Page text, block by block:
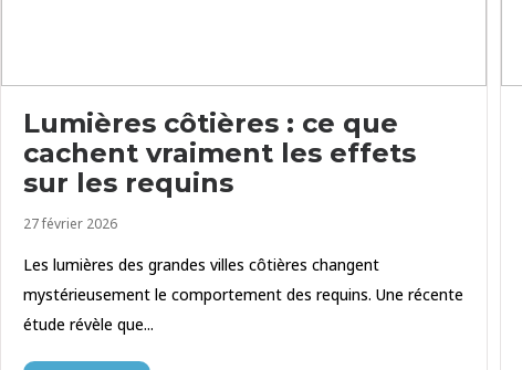
Lumières côtières : ce que
cachent vraiment les effets
sur les requins
27 février 2026
Les lumières des grandes villes côtières changent
mystérieusement le comportement des requins. Une récente
étude révèle que...